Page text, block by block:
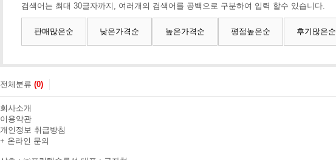
검색어는 최대 30글자까지, 여러개의 검색어를 공백으로 구분하여 입력 할수 있습니다.
판매많은순 낮은가격순 높은가격순 평점높은순 후기많은순
전체분류 (0)
회사소개
이용약관
개인정보 취급방침
+ 온라인 문의